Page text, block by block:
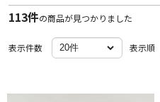
113件の商品が見つかりました
表示件数 表示順